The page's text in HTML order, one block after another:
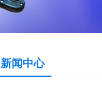
新闻中心